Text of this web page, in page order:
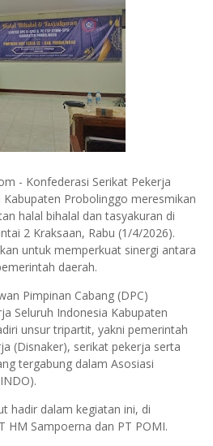
- Konfederasi Serikat Pekerja
Kabupaten Probolinggo meresmikan
halal bihalal dan tasyakuran di
2 Kraksaan, Rabu (1/4/2026).
untuk memperkuat sinergi antara
daerah.
Pimpinan Cabang (DPC)
Seluruh Indonesia Kabupaten
unsur tripartit, yakni pemerintah
(Disnaker), serikat pekerja serta
tergabung dalam Asosiasi
hadir dalam kegiatan ini, di
HM Sampoerna dan PT POMI.